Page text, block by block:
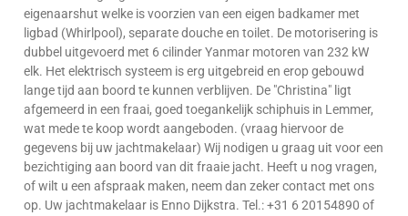
eigenaarshut welke is voorzien van een eigen badkamer met
ligbad (Whirlpool), separate douche en toilet. De motorisering is
dubbel uitgevoerd met 6 cilinder Yanmar motoren van 232 kW
elk. Het elektrisch systeem is erg uitgebreid en erop gebouwd
lange tijd aan boord te kunnen verblijven. De "Christina" ligt
afgemeerd in een fraai, goed toegankelijk schiphuis in Lemmer,
wat mede te koop wordt aangeboden. (vraag hiervoor de
gegevens bij uw jachtmakelaar) Wij nodigen u graag uit voor een
bezichtiging aan boord van dit fraaie jacht. Heeft u nog vragen,
of wilt u een afspraak maken, neem dan zeker contact met ons
op. Uw jachtmakelaar is Enno Dijkstra. Tel.: +31 6 20154890 of